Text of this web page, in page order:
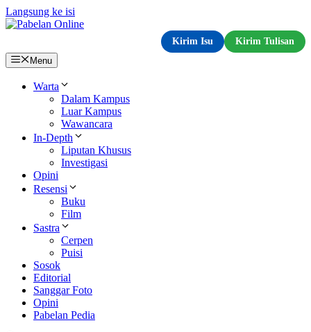
Langsung ke isi
Kirim Isu
Kirim Tulisan
Menu
Warta
Dalam Kampus
Luar Kampus
Wawancara
In-Depth
Liputan Khusus
Investigasi
Opini
Resensi
Buku
Film
Sastra
Cerpen
Puisi
Sosok
Editorial
Sanggar Foto
Opini
Pabelan Pedia